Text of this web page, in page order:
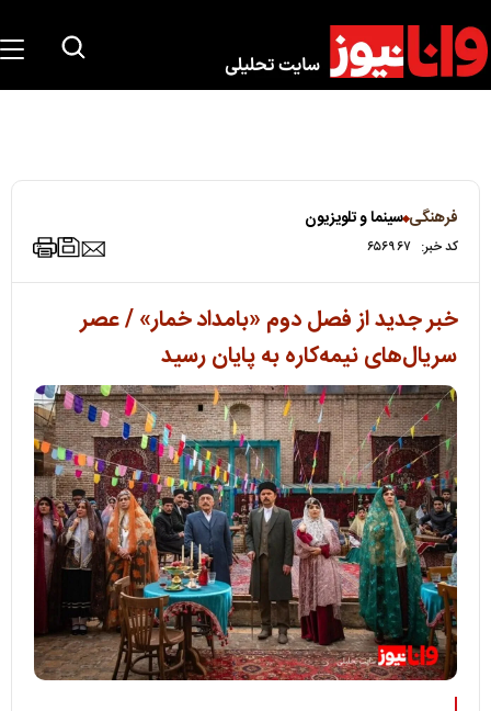
فرهنگی سینما و تلویزیون
کد خبر: ۶۵۶۹۶۷
خبر جدید از فصل دوم «بامداد خمار» / عصر
سریال‌های نیمه‌کاره به پایان رسید